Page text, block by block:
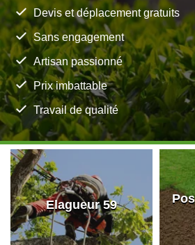
Devis et déplacement gratuits
Sans engagement
Artisan passionné
Prix imbattable
Travail de qualité
Elagueur 59